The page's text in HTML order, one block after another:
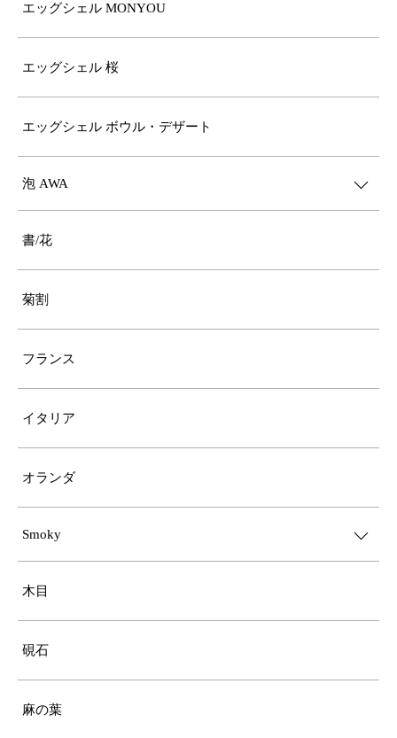
エッグシェル MONYOU
エッグシェル 桜
エッグシェル ボウル・デザート
泡 AWA
書/花
菊割
フランス
イタリア
オランダ
Smoky
木目
硯石
麻の葉